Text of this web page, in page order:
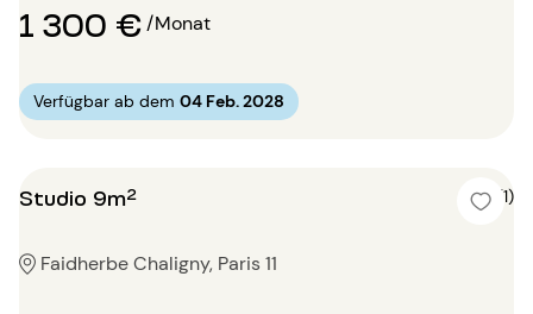
1 300 €/Monat
Verfügbar ab dem 04 Feb. 2028
Studio 9m² 5 (1)
Faidherbe Chaligny, Paris 11